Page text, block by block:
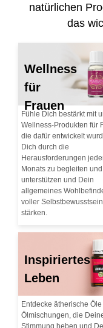
natürlichen
das
Wellness
für
Frauen
Fühle Dich bestärkt mit
Wellness-Produkten für
die dafür entwickelt
Dich durch die
Herausforderungen
Monats zu begleiten
unterstützen und Dein
allgemeines
voller Selbstbewusstsein
stärken.
Inspiriertes
Leben
Entdecke ätherische Öle
Ölmischungen, die
Stimmung heben und